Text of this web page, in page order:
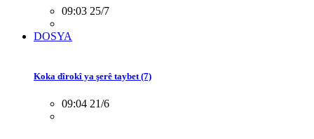
09:03 25/7
DOSYA
Koka dîrokî ya şerê taybet (7)
09:04 21/6